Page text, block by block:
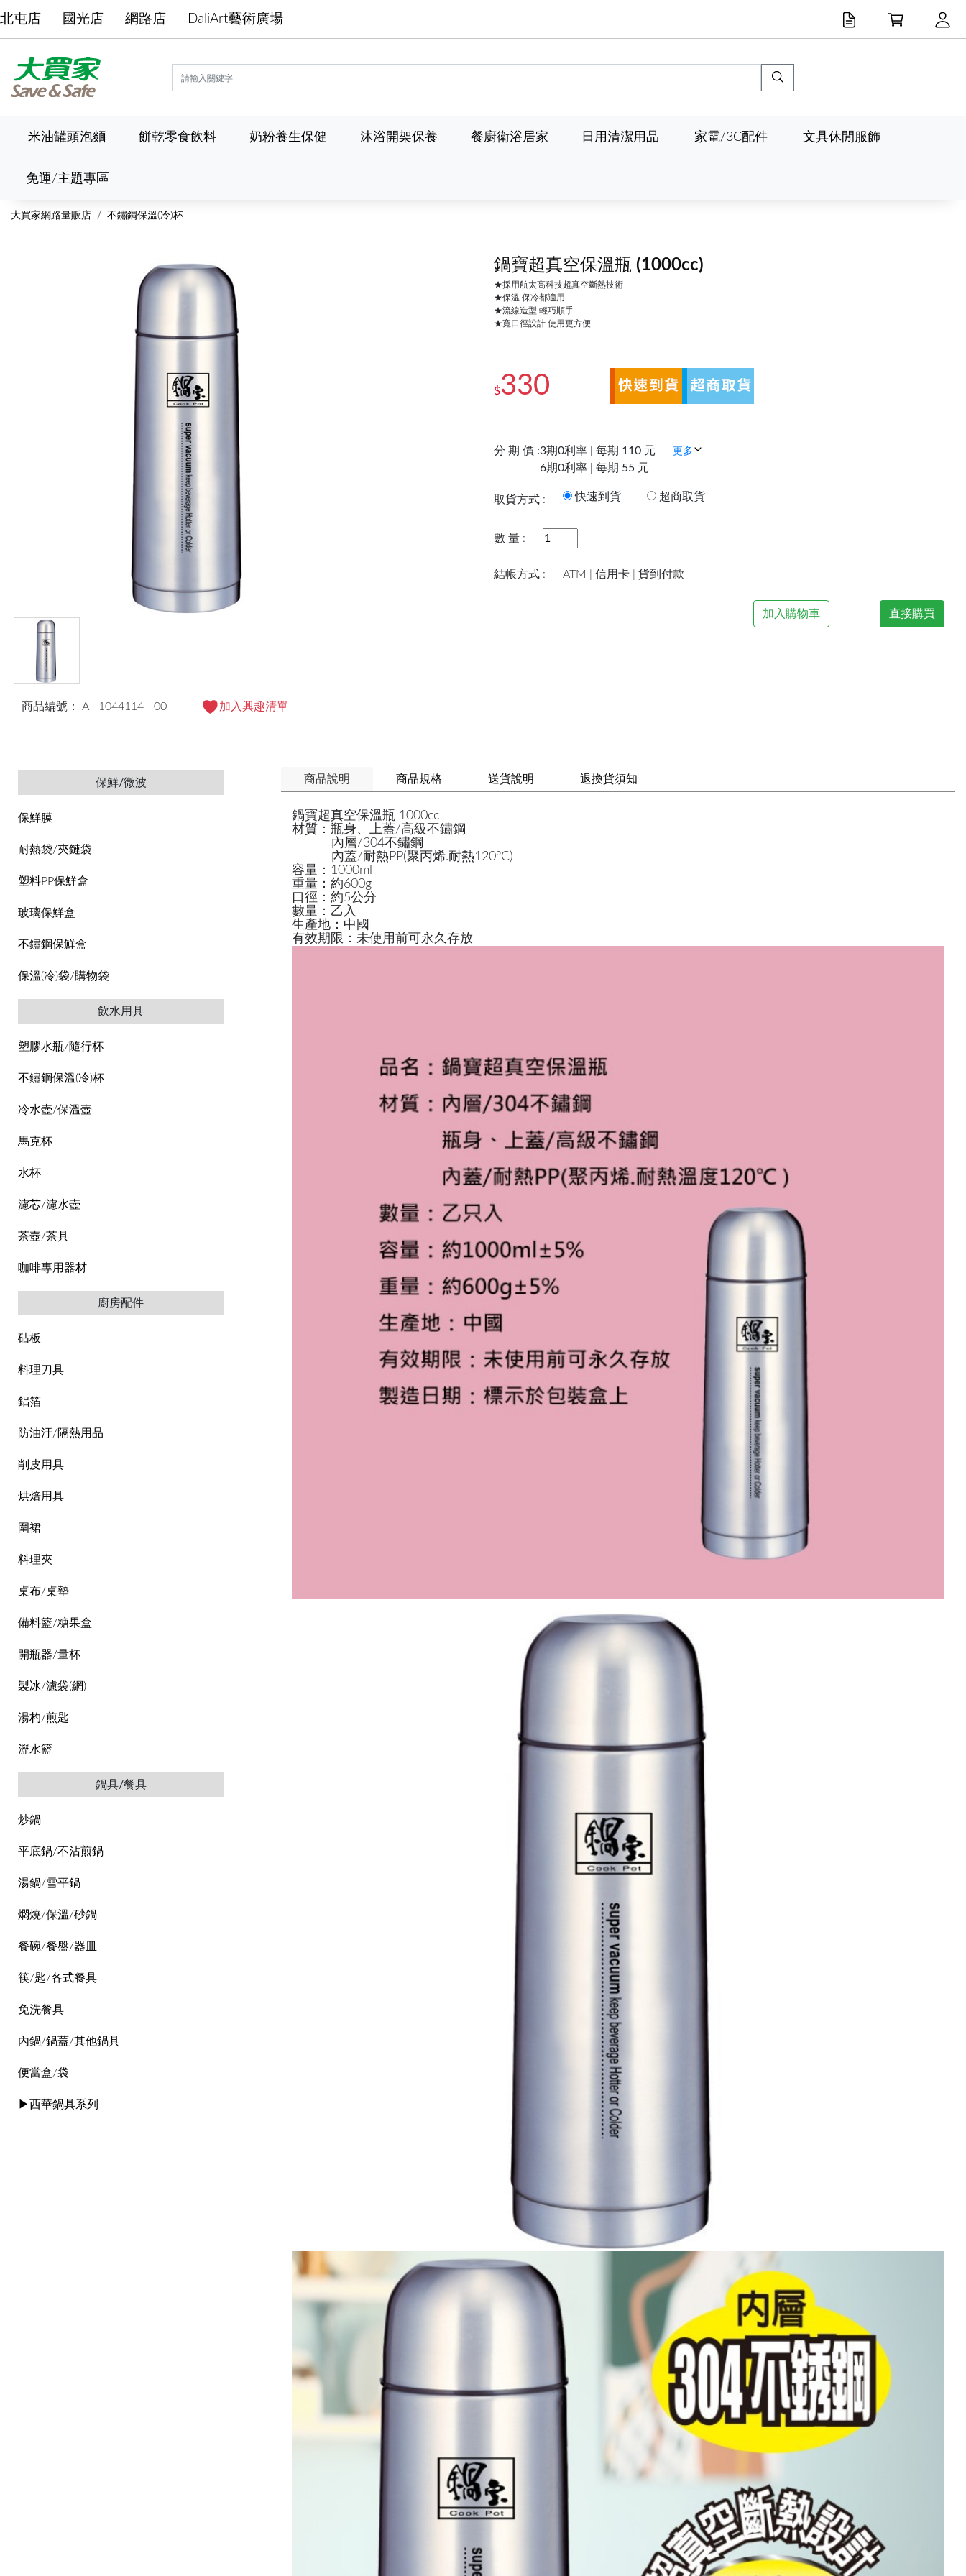
北屯店 國光店 網路店 DaliArt藝術廣場
米油罐頭泡麵 餅乾零食飲料 奶粉養生保健 沐浴開架保養 餐廚衛浴居家 日用清潔用品 家電/3C配件 文具休閒服飾
免運/主題專區
大買家網路量販店 不鏽鋼保溫(冷)杯
商品編號： A - 1044114 - 00 加入興趣清單
鍋寶超真空保溫瓶 (1000cc)
★採用航太高科技超真空斷熱技術
★保溫 保冷都適用
★流線造型 輕巧順手
★寬口徑設計 使用更方便
$330
分 期 價 :3期0利率 | 每期 110 元
6期0利率 | 每期 55 元
更多
取貨方式 : 快速到貨 超商取貨
數 量 :
結帳方式 : ATM | 信用卡 | 貨到付款
加入購物車 直接購買
保鮮/微波
保鮮膜
耐熱袋/夾鏈袋
塑料PP保鮮盒
玻璃保鮮盒
不鏽鋼保鮮盒
保溫(冷)袋/購物袋
飲水用具
塑膠水瓶/隨行杯
不鏽鋼保溫(冷)杯
冷水壺/保溫壺
馬克杯
水杯
濾芯/濾水壺
茶壺/茶具
咖啡專用器材
廚房配件
砧板
料理刀具
鋁箔
防油汙/隔熱用品
削皮用具
烘焙用具
圍裙
料理夾
桌布/桌墊
備料籃/糖果盒
開瓶器/量杯
製冰/濾袋(網)
湯杓/煎匙
瀝水籃
鍋具/餐具
炒鍋
平底鍋/不沾煎鍋
湯鍋/雪平鍋
燜燒/保溫/砂鍋
餐碗/餐盤/器皿
筷/匙/各式餐具
免洗餐具
內鍋/鍋蓋/其他鍋具
便當盒/袋
▶西華鍋具系列
商品說明 商品規格 送貨說明 退換貨須知
鍋寶超真空保溫瓶 1000cc
材質：瓶身、上蓋/高級不鏽鋼
內層/304不鏽鋼
內蓋/耐熱PP(聚丙烯.耐熱120°C)
容量：1000ml
重量：約600g
口徑：約5公分
數量：乙入
生產地：中國
有效期限：未使用前可永久存放